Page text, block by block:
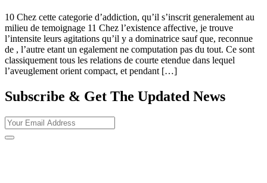
10 Chez cette categorie d’addiction, qu’il s’inscrit generalement au
milieu de temoignage 11 Chez l’existence affective, je trouve
l’intensite leurs agitations qu’il y a dominatrice sauf que, reconnue
de , l’autre etant un egalement ne computation pas du tout. Ce sont
classiquement tous les relations de courte etendue dans lequel
l’aveuglement orient compact, et pendant […]
Subscribe & Get The Updated News